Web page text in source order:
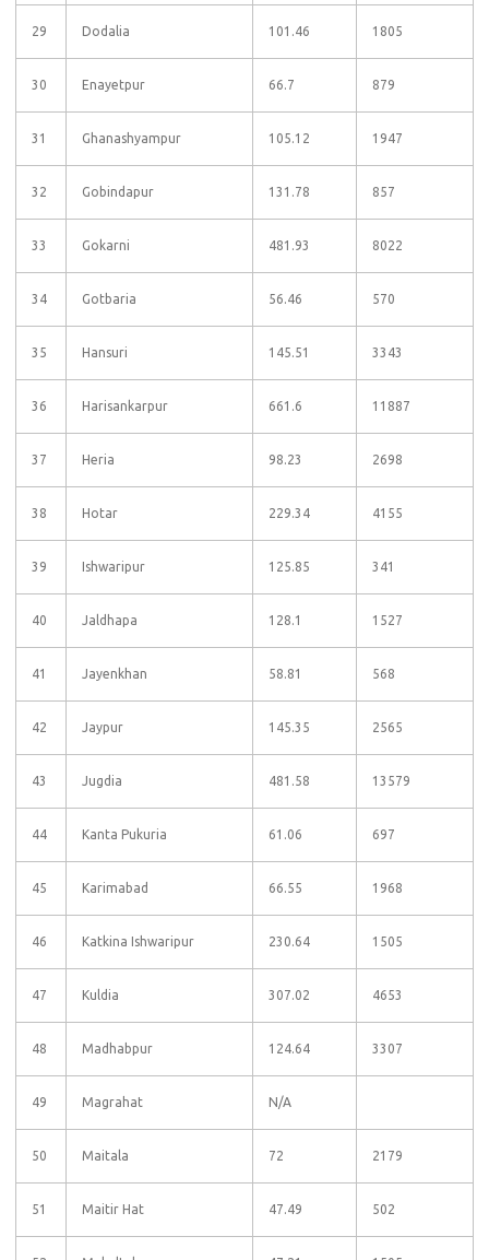
29 Dodalia 101.46 1805
30 Enayetpur 66.7 879
31 Ghanashyampur 105.12 1947
32 Gobindapur 131.78 857
33 Gokarni 481.93 8022
34 Gotbaria 56.46 570
35 Hansuri 145.51 3343
36 Harisankarpur 661.6 11887
37 Heria 98.23 2698
38 Hotar 229.34 4155
39 Ishwaripur 125.85 341
40 Jaldhapa 128.1 1527
41 Jayenkhan 58.81 568
42 Jaypur 145.35 2565
43 Jugdia 481.58 13579
44 Kanta Pukuria 61.06 697
45 Karimabad 66.55 1968
46 Katkina Ishwaripur 230.64 1505
47 Kuldia 307.02 4653
48 Madhabpur 124.64 3307
49 Magrahat N/A
50 Maitala 72 2179
51 Maitir Hat 47.49 502